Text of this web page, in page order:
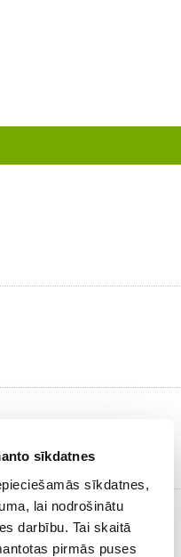
sīkdatnes
sīkdatnes,
lai nodrošinātu
darbību. Tai skaitā
pirmās puses